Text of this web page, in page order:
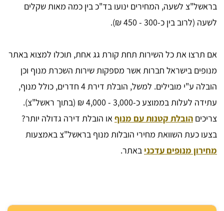
בראשל"צ לשעה, המחירים ינועו בד"כ בין כמה מאות שקלים
לשעה (לרוב בין כ-300 - 450 ₪).
אם תרצו את כל השירות תחת קורת גג אחת, תוכלו למצוא באתר
מנופים בישראל חברות אשר מספקות שירות השכרת מנוף וכן
הובלה ע"י מובילים. למשל, הובלת דירת 4 חדרים, כולל מנוף,
עתידה לעלות בממוצע כ-3,000 - 4,000 ₪ (בתוך ראשל"צ).
צריכים הובלת קטנות עם מנוףאו הובלת דירה גדולה יותר?
בצעו כעת השוואת מחירי הובלות מנוף בראשל"צ באמצעות
מחירון מנופים עדכני באתר.